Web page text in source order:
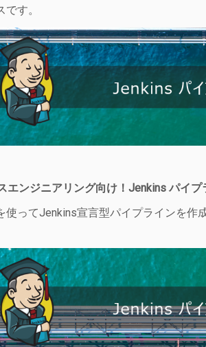
す。
エンジニアリング向け！Jenkins パイプ
使ってJenkins宣言型パイプラインを